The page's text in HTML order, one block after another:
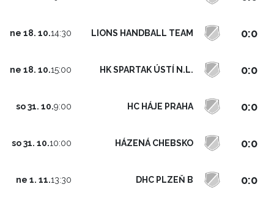
ne 18. 10.14:30 LIONS HANDBALL TEAM 0:0
ne 18. 10.15:00 HK SPARTAK ÚSTÍ N.L. 0:0
so 31. 10.9:00 HC HÁJE PRAHA 0:0
so 31. 10.10:00 HÁZENÁ CHEBSKO 0:0
ne 1. 11.13:30 DHC PLZEŇ B 0:0